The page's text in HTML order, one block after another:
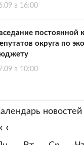
в 16:00
постоянной
округа по
в 10:00
новостей
‹